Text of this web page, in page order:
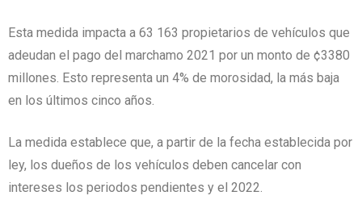
Esta medida impacta a 63 163 propietarios de vehículos que
adeudan el pago del marchamo 2021 por un monto de ¢3380
millones. Esto representa un 4% de morosidad, la más baja
en los últimos cinco años.
La medida establece que, a partir de la fecha establecida por
ley, los dueños de los vehículos deben cancelar con
intereses los periodos pendientes y el 2022.